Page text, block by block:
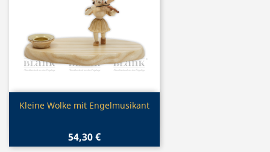
Vorschau
Kleine Wolke mit Engelmusikant
54,30 €